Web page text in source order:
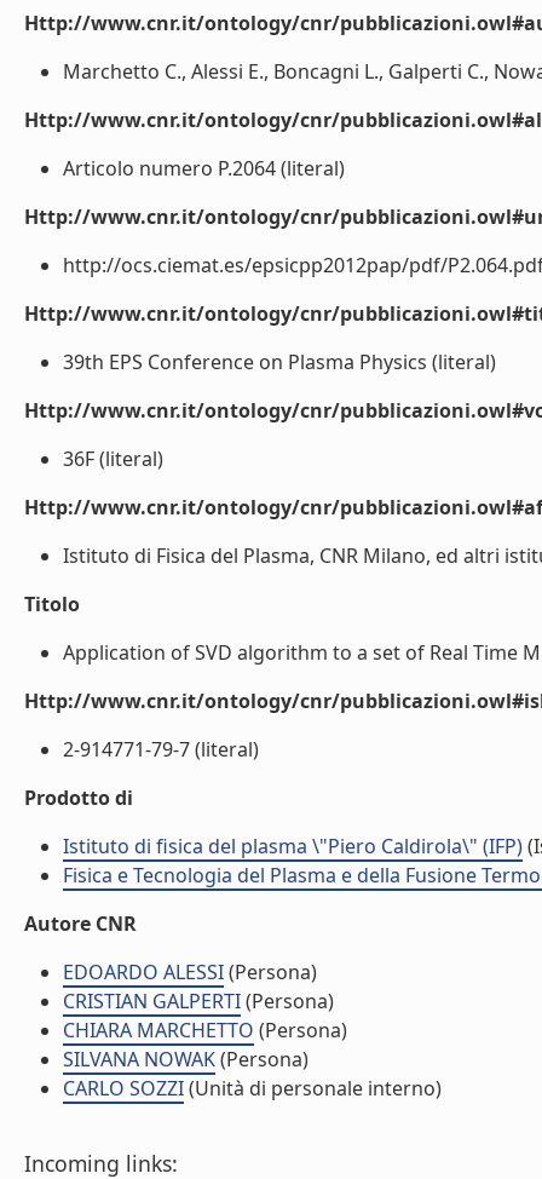
Http://www.cnr.it/ontology/cnr/
Marchetto C., Alessi E., Boncagni L., Galperti C.,
Http://www.cnr.it/ontology/cnr/
Articolo numero P.2064 (literal)
Http://www.cnr.it/ontology/cnr/
http://ocs.ciemat.es/epsicpp2012pap/pdf/
Http://www.cnr.it/ontology/cnr/
39th EPS Conference on Plasma Physics (literal)
Http://www.cnr.it/ontology/cnr/
36F (literal)
Http://www.cnr.it/ontology/cnr/
Istituto di Fisica del Plasma, CNR Milano, ed altri
Titolo
Application of SVD algorithm to a set of Real Time
Http://www.cnr.it/ontology/cnr/
2-914771-79-7 (literal)
Prodotto di
Istituto di fisica del plasma \"Piero Caldirola\" (IFP)
Fisica e Tecnologia del Plasma e della Fusione
Autore CNR
EDOARDO ALESSI(Persona)
CRISTIAN GALPERTI(Persona)
CHIARA MARCHETTO (Persona)
SILVANA NOWAK(Persona)
CARLO SOZZI(Unità di personale interno)
Incoming links: